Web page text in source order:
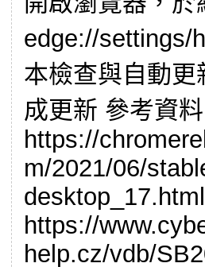
edge://settings/
本檢查與自動
成更新 參考資料
https://
m/2021/06/
desktop_17.html
https://
help.cz/vdb/